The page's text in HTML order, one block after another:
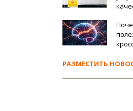
РАЗМЕСТИТЬ